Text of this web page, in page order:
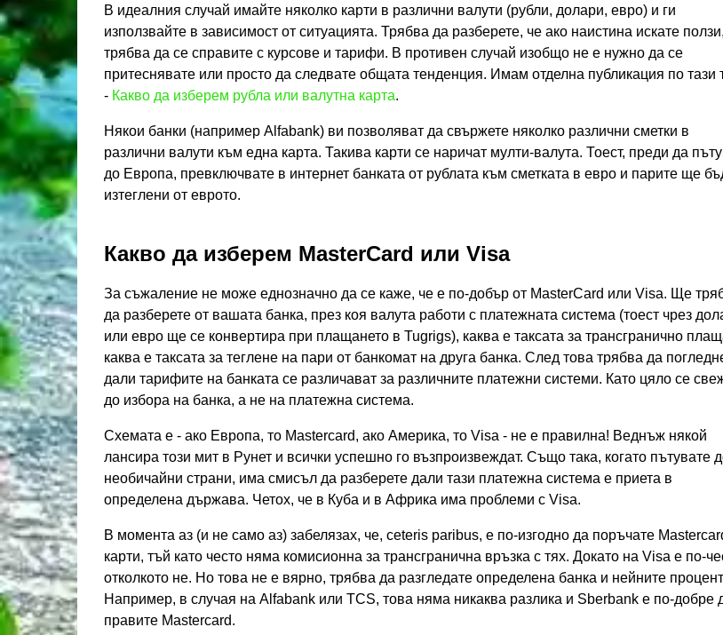
В идеалния случай имайте няколко карти в различни валути (рубли, долари, евро) и ги
използвайте в зависимост от ситуацията. Трябва да разберете, че ако наистина искате
трябва да се справите с курсове и тарифи. В противен случай изобщо не е нужно да се
притеснявате или просто да следвате общата тенденция. Имам отделна публикация по тази
- Какво да изберем рубла или валутна карта.
Някои банки (например Alfabank) ви позволяват да свържете няколко различни сметки в
различни валути към една карта. Такива карти се наричат ​​мулти-валута. Тоест, преди да
до Европа, превключвате в интернет банката от рублата към сметката в евро и парите ще
изтеглени от еврото.
Какво да изберем MasterCard или Visa
За съжаление не може еднозначно да се каже, че е по-добър от MasterCard или Visa. Ще
да разберете от вашата банка, през коя валута работи с платежната система (тоест чрез
или евро ще се конвертира при плащането в Tugrigs), каква е таксата за трансгранично
каква е таксата за теглене на пари от банкомат на друга банка. След това трябва да
дали тарифите на банката се различават за различните платежни системи. Като цяло се
до избора на банка, а не на платежна система.
Схемата е - ако Европа, то Mastercard, ако Америка, то Visa - не е правилна! Веднъж някой
лансира този мит в Рунет и всички успешно го възпроизвеждат. Също така, когато пътувате
необичайни страни, има смисъл да разберете дали тази платежна система е приета в
определена държава. Четох, че в Куба и в Африка има проблеми с Visa.
В момента аз (и не само аз) забелязах, че, ceteris paribus, е по-изгодно да поръчате
карти, тъй като често няма комисионна за трансгранична връзка с тях. Докато на Visa е по-
отколкото не. Но това не е вярно, трябва да разгледате определена банка и нейните
Например, в случая на Alfabank или TCS, това няма никаква разлика и Sberbank е по-добре
правите Mastercard.